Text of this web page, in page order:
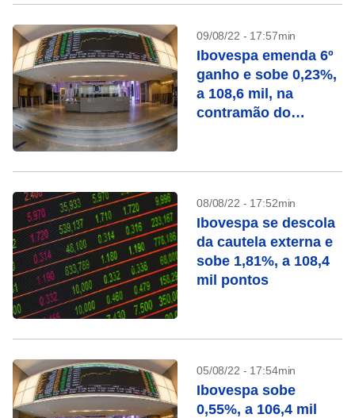
09/08/22 - 17:57min
Ibovespa emenda 6º
ganho e sobe 0,23%,
a 108,6 mil, na
contramão do
08/08/22 - 17:52min
Ibovespa se descola
da cautela externa e
sobe 1,81%, a 108,4
mil pontos
05/08/22 - 17:54min
Ibovespa sobe
0,55%, a 106,4 mil